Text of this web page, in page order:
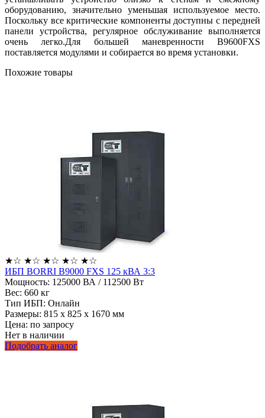
оборудованию, значительно уменьшая используемое место.
Поскольку все критические компоненты доступны с передней
панели устройства, регулярное обслуживание выполняется
очень легко.Для большей маневренности B9600FXS
поставляется модулями и собирается во время установки.
Похожие товары
★☆ ★☆ ★☆ ★☆ ★☆
ИБП BORRI B9000 FXS 125 кВА 3:3
Мощность: 125000 ВА / 112500 Вт
Вес: 660 кг
Тип ИБП: Онлайн
Размеры: 815 x 825 x 1670 мм
Цена: по запросу
Нет в наличии
Подобрать аналог